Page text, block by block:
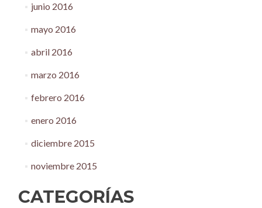
junio 2016
mayo 2016
abril 2016
marzo 2016
febrero 2016
enero 2016
diciembre 2015
noviembre 2015
CATEGORÍAS